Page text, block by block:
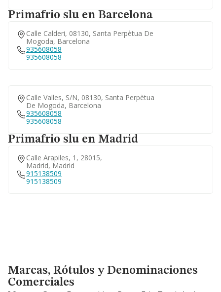
Primafrio slu en Barcelona
Calle Calderi, 08130, Santa Perpètua De
Mogoda, Barcelona
935608058
935608058
Calle Valles, S/n, 08130, Santa Perpètua
De Mogoda, Barcelona
935608058
935608058
Primafrio slu en Madrid
Calle Arapiles, 1, 28015,
Madrid, Madrid
915138509
915138509
Marcas, Rótulos y Denominaciones Comerciales
Marcas, Rótulos y Denominaciones
Comerciales